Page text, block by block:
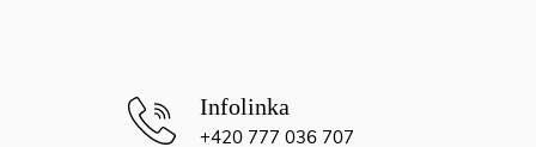
+420 777 036 707